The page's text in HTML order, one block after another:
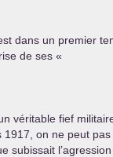
dans un premier
de ses «
véritable fief
1917, on ne peut
subissait